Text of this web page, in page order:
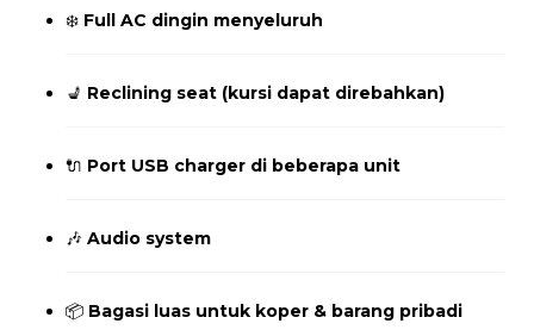
❄️ Full AC dingin menyeluruh
💺 Reclining seat (kursi dapat direbahkan)
🔌 Port USB charger di beberapa unit
🎶 Audio system
📦 Bagasi luas untuk koper & barang pribadi